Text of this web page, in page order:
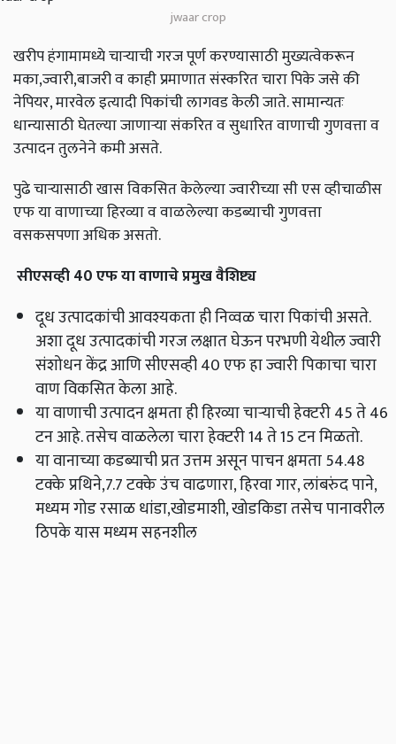
jwaar crop
खरीप हंगामामध्ये चाऱ्याची गरज पूर्ण करण्यासाठी मुख्यत्वेकरून
मका,ज्वारी,बाजरी व काही प्रमाणात संस्करित चारा पिके जसे की
नेपियर, मारवेल इत्यादी पिकांची लागवड केली जाते. सामान्यतः
धान्यासाठी घेतल्या जाणाऱ्या संकरित व सुधारित वाणाची गुणवत्ता व
उत्पादन तुलनेने कमी असते.
पुढे चाऱ्यासाठी खास विकसित केलेल्या ज्वारीच्या सी एस व्हीचाळीस
एफ या वाणाच्या हिरव्या व वाळलेल्या कडब्याची गुणवत्ता
वसकसपणा अधिक असतो.
सीएसव्ही 40 एफ या वाणाचे प्रमुख वैशिष्ट्य
दूध उत्पादकांची आवश्यकता ही निव्वळ चारा पिकांची असते.
अशा दूध उत्पादकांची गरज लक्षात घेऊन परभणी येथील ज्वारी
संशोधन केंद्र आणि सीएसव्ही 40 एफ हा ज्वारी पिकाचा चारा
वाण विकसित केला आहे.
या वाणाची उत्पादन क्षमता ही हिरव्या चाऱ्याची हेक्‍टरी 45 ते 46
टन आहे. तसेच वाळलेला चारा हेक्टरी 14 ते 15 टन मिळतो.
या वानाच्या कडब्याची प्रत उत्तम असून पाचन क्षमता 54.48
टक्के प्रथिने,7.7 टक्के उंच वाढणारा, हिरवा गार, लांबरुंद पाने,
मध्यम गोड रसाळ धांडा,खोडमाशी, खोडकिडा तसेच पानावरील
ठिपके यास मध्यम सहनशील